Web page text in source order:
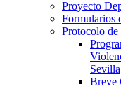
Proyecto
Formularios
Protocolo
Sevilla
Breve